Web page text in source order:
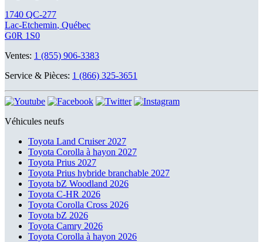
1740 QC-277
Lac-Etchemin, Québec
G0R 1S0
Ventes: 1 (855) 906-3383
Service & Pièces: 1 (866) 325-3651
Véhicules neufs
Toyota Land Cruiser 2027
Toyota Corolla à hayon 2027
Toyota Prius 2027
Toyota Prius hybride branchable 2027
Toyota bZ Woodland 2026
Toyota C-HR 2026
Toyota Corolla Cross 2026
Toyota bZ 2026
Toyota Camry 2026
Toyota Corolla à hayon 2026